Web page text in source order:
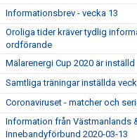
Informationsbrev - vecka 13
Oroliga tider kräver tydlig
ordförande
Mälarenergi Cup 2020 är inställd
Samtliga träningar inställda
Coronaviruset - matcher och
Information från Västmanlands
Innebandyförbund 2020-03-13